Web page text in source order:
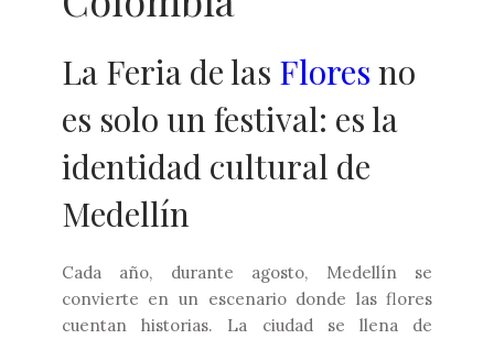
La Feria de las Flores no
es solo un festival: es la
identidad cultural de
Medellín
Cada año, durante agosto, Medellín se
convierte en un escenario donde las flores
cuentan historias. La ciudad se llena de